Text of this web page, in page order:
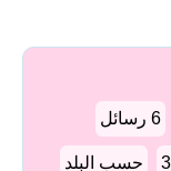
6 رسائل
حسب البلد